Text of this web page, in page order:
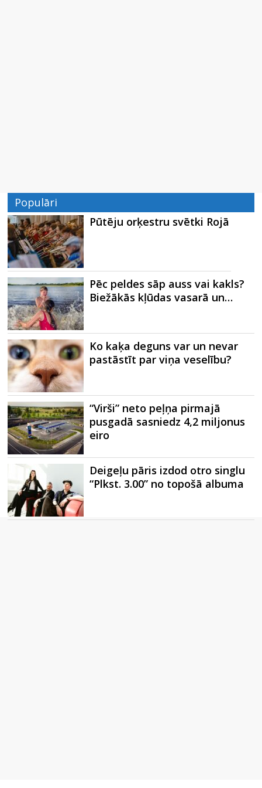
Populāri
Pūtēju orķestru svētki Rojā
Pēc peldes sāp auss vai kakls?
Biežākās kļūdas vasarā un…
Ko kaķa deguns var un nevar
pastāstīt par viņa veselību?
“Virši” neto peļņa pirmajā
pusgadā sasniedz 4,2 miljonus
eiro
Deigeļu pāris izdod otro singlu
“Plkst. 3.00” no topošā albuma